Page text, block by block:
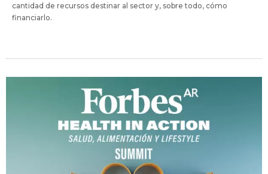
cantidad de recursos destinar al sector y, sobre todo, cómo
financiarlo.